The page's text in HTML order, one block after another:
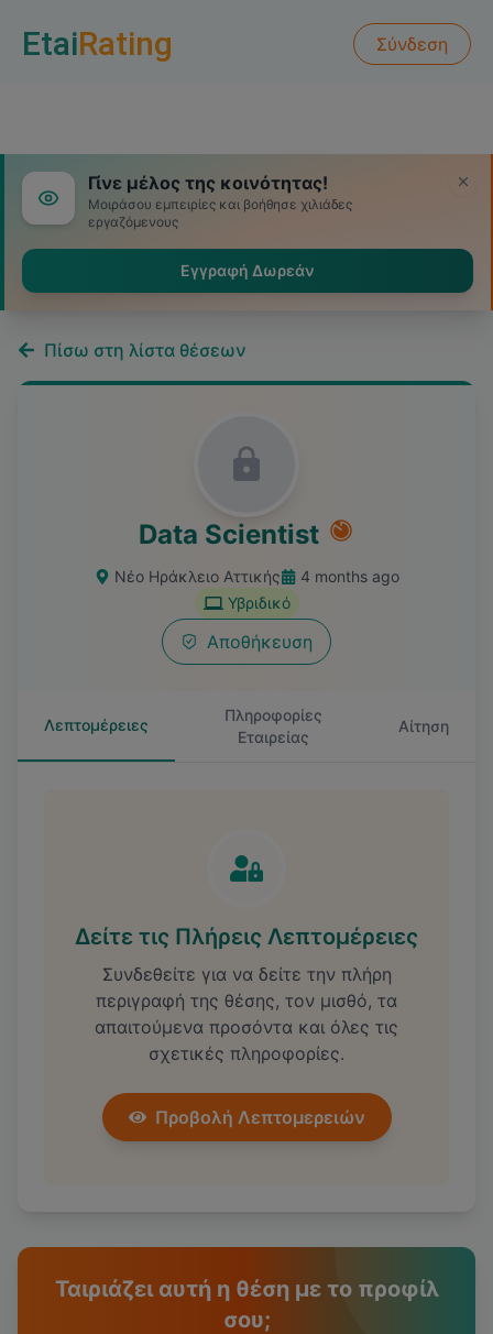
EtaiRating Σύνδεση
Γίνε μέλος της κοινότητας!
Μοιράσου εμπειρίες και βοήθησε χιλιάδες
εργαζόμενους
Εγγραφή Δωρεάν
Πίσω στη λίστα θέσεων
Data Scientist
Νέο Ηράκλειο Αττικής
4 months ago
Υβριδικό
Αποθήκευση
Λεπτομέρειες
Πληροφορίες
Εταιρείας
Αίτηση
Δείτε τις Πλήρεις Λεπτομέρειες
Συνδεθείτε για να δείτε την πλήρη
περιγραφή της θέσης, τον μισθό, τα
απαιτούμενα προσόντα και όλες τις
σχετικές πληροφορίες.
Προβολή Λεπτομερειών
Ταιριάζει αυτή η θέση με το προφίλ
σου;